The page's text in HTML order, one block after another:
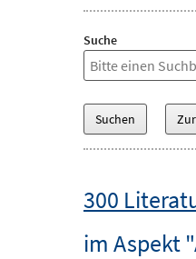
Suche
300
im Aspekt